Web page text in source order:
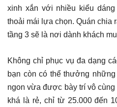
xinh xắn với nhiều kiểu
thoải mái lựa chọn. Quán chia
tầng 3 sẽ là nơi dành khách
Không chỉ phục vụ đa dạng
bạn còn có thể thưởng
ngon vừa được bày trí vô
khá là rẻ, chỉ từ 25.000 đến